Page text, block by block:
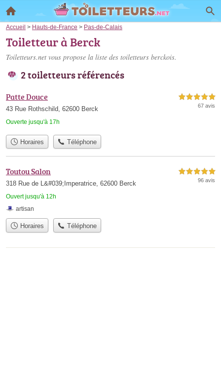
Accueil > Hauts-de-France > Pas-de-Calais
Toiletteur à Berck
Toiletteurs.net vous propose la liste des toiletteurs berckois.
2 toiletteurs référencés
Patte Douce
43 Rue Rothschild, 62600 Berck
Ouverte jusqu'à 17h
5,0 étoiles sur 5
67 avis
Horaires Téléphone
Toutou Salon
318 Rue de L&#039;Imperatrice, 62600 Berck
Ouvert jusqu'à 12h
5,0 étoiles sur 5
96 avis
artisan
Horaires Téléphone